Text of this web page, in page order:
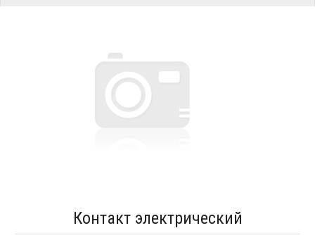
Контакт электрический